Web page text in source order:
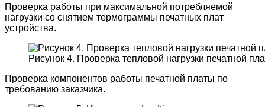
Проверка работы при максимальной потребляемой
нагрузки со снятием термограммы печатных плат
устройства.
Рисунок 4. Проверка тепловой нагрузки печатной
Проверка компонентов работы печатной платы по
требованию заказчика.